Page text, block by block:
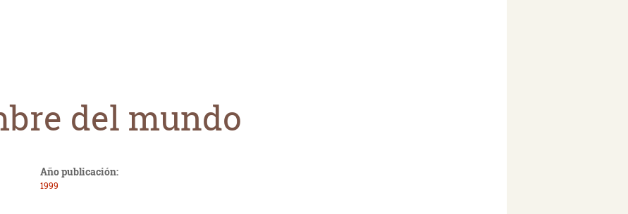
del mundo
Año publicación:
1999